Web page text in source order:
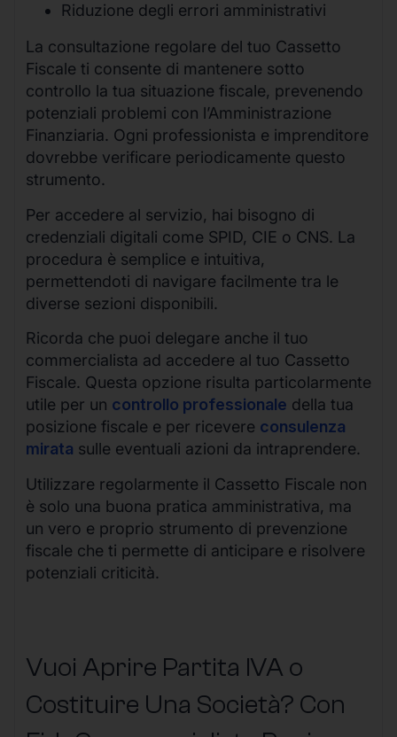
Riduzione degli errori amministrativi
La consultazione regolare del tuo Cassetto
Fiscale ti consente di mantenere sotto
controllo la tua situazione fiscale, prevenendo
potenziali problemi con l’Amministrazione
Finanziaria. Ogni professionista e imprenditore
dovrebbe verificare periodicamente questo
strumento.
Per accedere al servizio, hai bisogno di
credenziali digitali come SPID, CIE o CNS. La
procedura è semplice e intuitiva,
permettendoti di navigare facilmente tra le
diverse sezioni disponibili.
Ricorda che puoi delegare anche il tuo
commercialista ad accedere al tuo Cassetto
Fiscale. Questa opzione risulta particolarmente
utile per un controllo professionale della tua
posizione fiscale e per ricevere consulenza
mirata sulle eventuali azioni da intraprendere.
Utilizzare regolarmente il Cassetto Fiscale non
è solo una buona pratica amministrativa, ma
un vero e proprio strumento di prevenzione
fiscale che ti permette di anticipare e risolvere
potenziali criticità.
Vuoi Aprire Partita IVA o
Costituire Una Società? Con